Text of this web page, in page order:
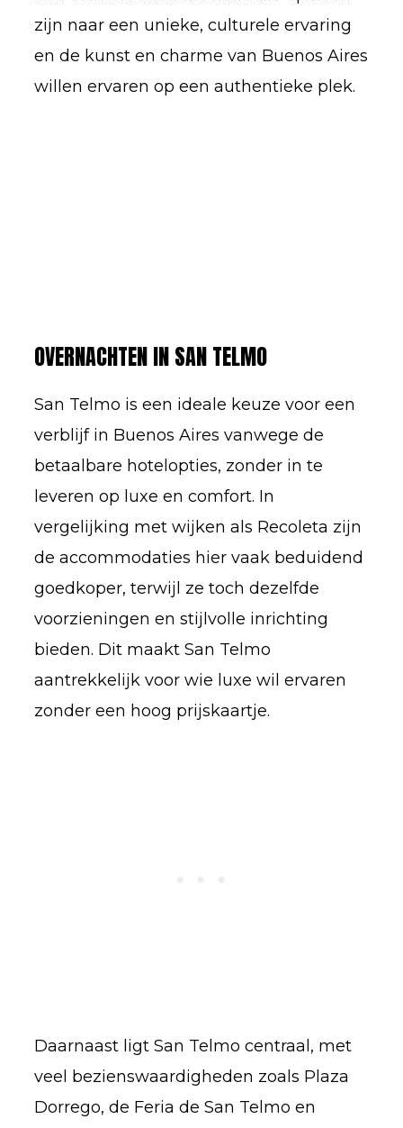
zijn naar een unieke, culturele ervaring
en de kunst en charme van Buenos Aires
willen ervaren op een authentieke plek.
OVERNACHTEN IN SAN TELMO
San Telmo is een ideale keuze voor een
verblijf in Buenos Aires vanwege de
betaalbare hotelopties, zonder in te
leveren op luxe en comfort. In
vergelijking met wijken als Recoleta zijn
de accommodaties hier vaak beduidend
goedkoper, terwijl ze toch dezelfde
voorzieningen en stijlvolle inrichting
bieden. Dit maakt San Telmo
aantrekkelijk voor wie luxe wil ervaren
zonder een hoog prijskaartje.
Daarnaast ligt San Telmo centraal, met
veel bezienswaardigheden zoals Plaza
Dorrego, de Feria de San Telmo en